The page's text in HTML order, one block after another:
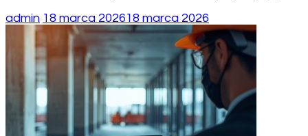
admin 18 marca 202618 marca 2026